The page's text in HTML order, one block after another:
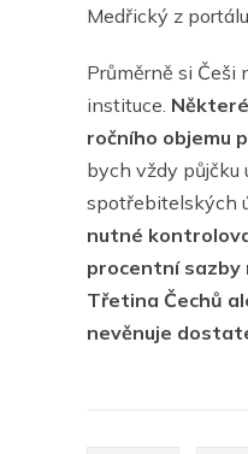
Medřický z
Průměrně si Češi
instituce.
ročního objemu
bych vždy půjčku
spotřebitelských
nutné
procentní sazby
Třetina Čechů
nevěnuje